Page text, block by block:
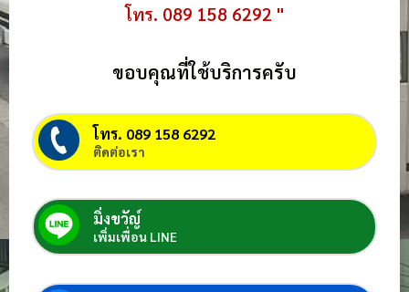
โทร. 089 158 6292 "
ขอบคุณที่ใช้บริการครับ
โทร. 089 158 6292
ติดต่อเรา
มิ่งขวัญ์
เพิ่มเพื่อน LINE